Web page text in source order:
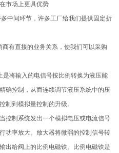
市场上更具优势
中间环节，许多工厂给我们提供固定折
有直接的业务关系，使我们可以采购
是将输入的电信号按比例转换为液压能
确控制，从而连续调节液压系统中的压
制到模拟量控制的升级。
控制系统发出一个模拟电压或电流信号
功率放大。放大器将微弱的控制信号转
出给阀上的比例电磁铁。比例电磁铁是